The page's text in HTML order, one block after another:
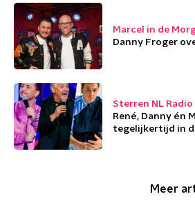
Marcel in de
Danny Froger
Sterren NL Radio
René, Danny én
tegelijkertijd in
Meer